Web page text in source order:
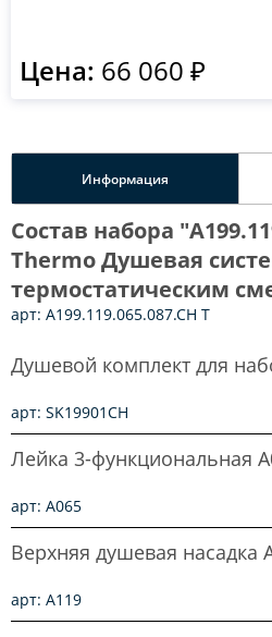
Цена: 66 060 ₽
Информация
Состав набора
Thermo Душевая
термостатическим
арт: A199.119.065.087.CH T
Душевой комплект для
арт: SK19901CH
Лейка 3-функциональная
арт: A065
Верхняя душевая насадка
арт: A119